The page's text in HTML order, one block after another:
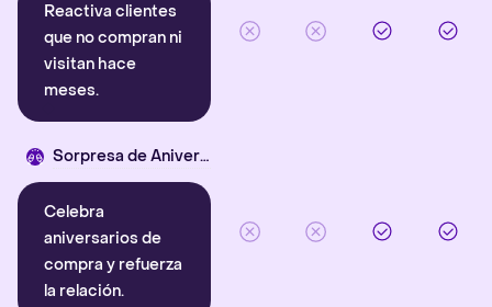
Reactiva clientes
que no compran ni
visitan hace
meses.
Sorpresa de Aniversario
Celebra
aniversarios de
compra y refuerza
la relación.